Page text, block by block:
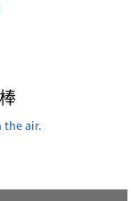
the air.